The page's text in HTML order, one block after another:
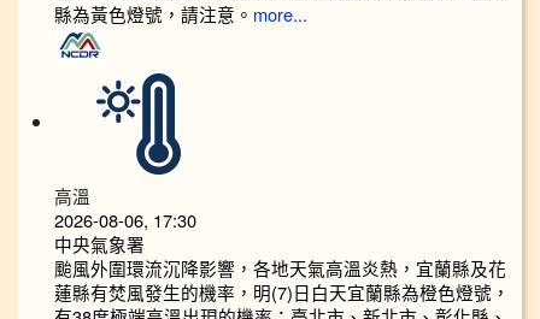
縣為黃色燈號，請注意。 more...
高溫
2026-08-06, 17:30
中央氣象署
颱風外圍環流沉降影響，各地天氣高溫炎熱，宜蘭縣及花
蓮縣有焚風發生的機率，明(7)日白天宜蘭縣為橙色燈號，